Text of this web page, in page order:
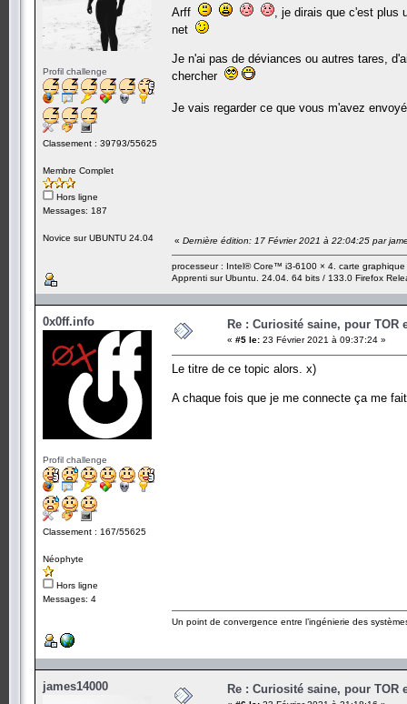
Profil challenge
Classement : 39793/55625
Membre Complet
Hors ligne
Messages: 187
Novice sur UBUNTU 24.04
Arff
, je dirais que c'est
net
Je n'ai pas de déviances ou autres tares,
chercher
Je vais regarder ce que vous m'avez
« Dernière édition: 17 Février 2021 à 22:04:25 par
processeur : Intel® Core™ i3-6100 × 4. carte
Apprenti sur Ubuntu. 24.04. 64 bits / 133.0 Firefox
0x0ff.info
Profil challenge
Classement : 167/55625
Néophyte
Hors ligne
Messages: 4
Re : Curiosité saine, pour TOR
« #5 le: 23 Février 2021 à 09:37:24 »
Le titre de ce topic alors. x)
A chaque fois que je me connecte ça me
Un point de convergence entre l’ingénierie des
james14000 Re : Curiosité saine, pour TOR